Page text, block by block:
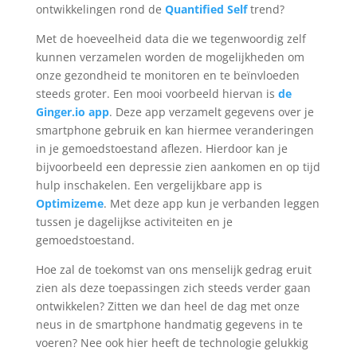
ontwikkelingen rond de Quantified Selftrend?
Met de hoeveelheid data die we tegenwoordig zelf
kunnen verzamelen worden de mogelijkheden om
onze gezondheid te monitoren en te beïnvloeden
steeds groter. Een mooi voorbeeld hiervan is de
Ginger.io app. Deze app verzamelt gegevens over je
smartphone gebruik en kan hiermee veranderingen
in je gemoedstoestand aflezen. Hierdoor kan je
bijvoorbeeld een depressie zien aankomen en op tijd
hulp inschakelen. Een vergelijkbare app is
Optimizeme. Met deze app kun je verbanden leggen
tussen je dagelijkse activiteiten en je
gemoedstoestand.
Hoe zal de toekomst van ons menselijk gedrag eruit
zien als deze toepassingen zich steeds verder gaan
ontwikkelen? Zitten we dan heel de dag met onze
neus in de smartphone handmatig gegevens in te
voeren? Nee ook hier heeft de technologie gelukkig